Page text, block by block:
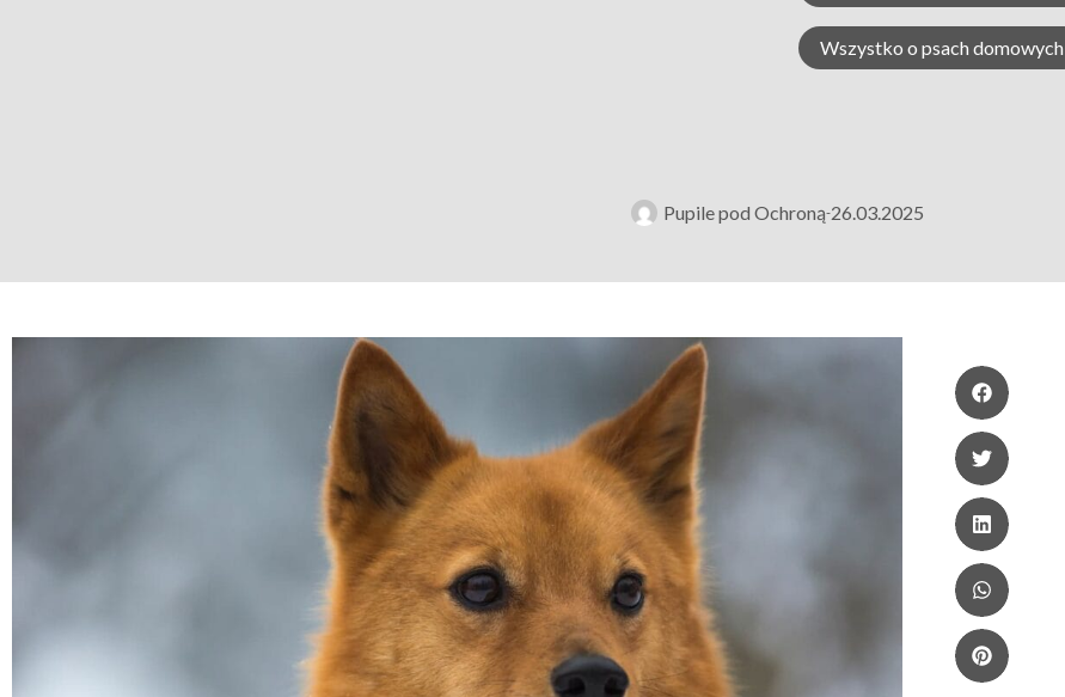
Wszystko o psach domowych
Pupile pod Ochroną 26.03.2025